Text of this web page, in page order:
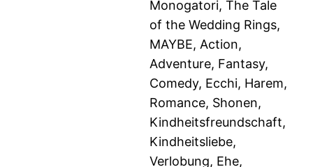
Monogatori, The Tale
of the Wedding Rings,
MAYBE, Action,
Adventure, Fantasy,
Comedy, Ecchi, Harem,
Romance, Shonen,
Kindheitsfreundschaft,
Kindheitsliebe,
Verlobung, Ehe,